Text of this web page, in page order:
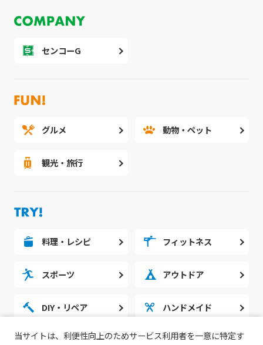
センコーG
グルメ 動物・ペット
観光・旅行
料理・レシピ フィットネス
スポーツ アウトドア
DIY・リペア ハンドメイド
勉強・スタディ ノウハウ
当サイトは、利便性向上のためサービス利用者を一意に特定す